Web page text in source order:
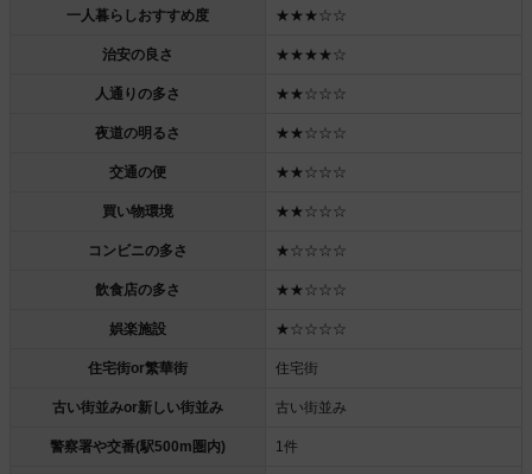
一人暮らしおすすめ度 ★★★☆☆
治安の良さ ★★★★☆
人通りの多さ ★★☆☆☆
夜道の明るさ ★★☆☆☆
交通の便 ★★☆☆☆
買い物環境 ★★☆☆☆
コンビニの多さ ★☆☆☆☆
飲食店の多さ ★★☆☆☆
娯楽施設 ★☆☆☆☆
住宅街or繁華街 住宅街
古い街並みor新しい街並み 古い街並み
警察署や交番(駅500m圏内) 1件